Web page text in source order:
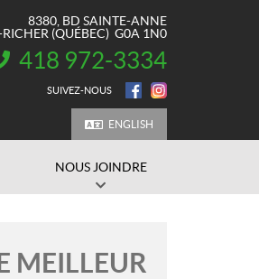
8380, BD SAINTE-ANNE
(QUÉBEC) G0A 1N0
:
418 972-3334
SUIVEZ-NOUS
ENGLISH
NOUS JOINDRE
MEILLEUR